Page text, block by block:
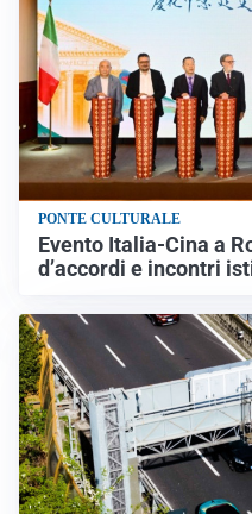
PONTE CULTURALE
Evento Italia-Cina a
d’accordi e incontri